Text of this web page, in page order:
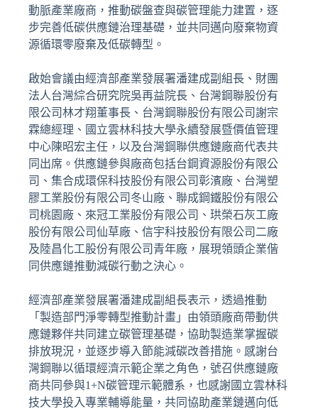
動脈產業廠商，推動碳盤查與碳管理能力建置，逐
步完善低碳供應鏈治理基礎，並共同邁向廢棄物資
源循環零廢棄及低碳轉型。
啟始會議由經濟部產業發展署潘建成副組長、財團
法人台灣綜合研究院吳再益院長、台灣鋼聯股份有
限公司林才翔董事長、台灣鋼聯股份有限公司謝宗
霖總經理、國立雲林科技大學永續發展暨價值管理
中心陳昭宏主任，以及台灣鋼聯供應鏈廠商代表共
同出席。供應鏈參與廠商包括台鋼資源股份有限公
司、集合成環保科技股份有限公司彰濱廠、台灣塑
膠工業股份有限公司冬山廠、聯成鋼鐵股份有限公
司桃園廠、來冠工業股份有限公司、珙榮石灰工廠
股份有限公司仙草廠、信宇科技股份有限公司二廠
及陸昌化工股份有限公司青年廠，展現領頭企業偕
同供應鏈推動減碳行動之決心。
經濟部產業發展署潘建成副組長表示，透過推動
「製造部門淨零轉型推動計畫」由領頭廠商帶動供
應鏈夥伴共同建立碳管理基礎，協助製造業掌握碳
排放現況，並逐步導入節能減碳改善措施。感謝台
灣鋼聯以循環經濟示範企業之角色，號召供應鏈廠
商共同參與1+N碳管理示範體系，也感謝國立雲林科
技大學投入專業輔導能量，共同協助產業鏈邁向低